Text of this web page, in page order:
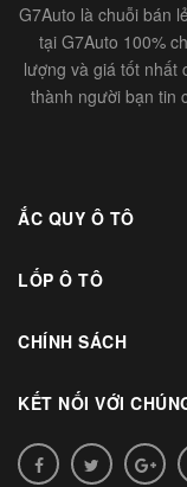
G7Auto là chuỗi bán
tại G7Auto 100%
lượng và giá tốt nhất
thành người bạn tin
ẮC QUY Ô TÔ
LỐP Ô TÔ
CHÍNH SÁCH
KẾT NỐI VỚI